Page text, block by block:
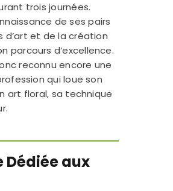
trois journées.
de ses pairs
d’art et de la création
parcours d’excellence.
reconnu encore une
qui loue son
art floral, sa technique
Dédiée aux